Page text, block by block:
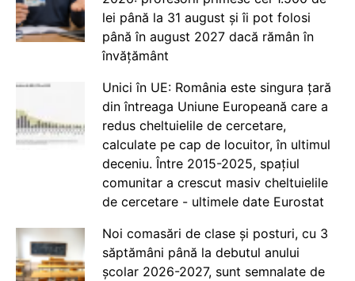
lei până la 31 august și îi pot folosi
până în august 2027 dacă rămân în
învățământ
Unici în UE: România este singura țară
din întreaga Uniune Europeană care a
redus cheltuielile de cercetare,
calculate pe cap de locuitor, în ultimul
deceniu. Între 2015-2025, spațiul
comunitar a crescut masiv cheltuielile
de cercetare - ultimele date Eurostat
Noi comasări de clase și posturi, cu 3
săptămâni până la debutul anului
școlar 2026-2027, sunt semnalate de